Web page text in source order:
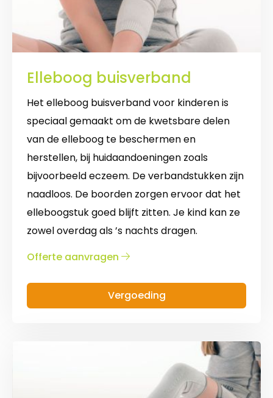
Elleboog buisverband
Het elleboog buisverband voor kinderen is
speciaal gemaakt om de kwetsbare delen
van de elleboog te beschermen en
herstellen, bij huidaandoeningen zoals
bijvoorbeeld eczeem. De verbandstukken zijn
naadloos. De boorden zorgen ervoor dat het
elleboogstuk goed blijft zitten. Je kind kan ze
zowel overdag als ’s nachts dragen.
Offerte aanvragen over
buisverband
Vergoeding